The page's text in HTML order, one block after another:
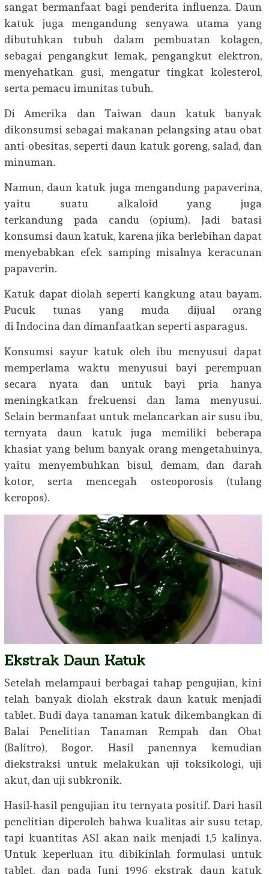
sangat bermanfaat bagi penderita influenza. Daun
katuk juga mengandung senyawa utama yang
dibutuhkan tubuh dalam pembuatan kolagen,
sebagai pengangkut lemak, pengangkut elektron,
menyehatkan gusi, mengatur tingkat kolesterol,
serta pemacu imunitas tubuh.
Di Amerika dan Taiwan daun katuk banyak
dikonsumsi sebagai makanan pelangsing atau obat
anti-obesitas, seperti daun katuk goreng, salad, dan
minuman.
Namun, daun katuk juga mengandung papaverina,
yaitu suatu alkaloid yang juga
terkandung pada candu (opium). Jadi batasi
konsumsi daun katuk, karena jika berlebihan dapat
menyebabkan efek samping misalnya keracunan
papaverin.
Katuk dapat diolah seperti kangkung atau bayam.
Pucuk tunas yang muda dijual orang
di Indocina dan dimanfaatkan seperti asparagus.
Konsumsi sayur katuk oleh ibu menyusui dapat
memperlama waktu menyusui bayi perempuan
secara nyata dan untuk bayi pria hanya
meningkatkan frekuensi dan lama menyusui.
Selain bermanfaat untuk melancarkan air susu ibu,
ternyata daun katuk juga memiliki beberapa
khasiat yang belum banyak orang mengetahuinya,
yaitu menyembuhkan bisul, demam, dan darah
kotor, serta mencegah osteoporosis (tulang
keropos).
Ekstrak Daun Katuk
Setelah melampaui berbagai tahap pengujian, kini
telah banyak diolah ekstrak daun katuk menjadi
tablet. Budi daya tanaman katuk dikembangkan di
Balai Penelitian Tanaman Rempah dan Obat
(Balitro), Bogor. Hasil panennya kemudian
diekstraksi untuk melakukan uji toksikologi, uji
akut, dan uji subkronik.
Hasil-hasil pengujian itu ternyata positif. Dari hasil
penelitian diperoleh bahwa kualitas air susu tetap,
tapi kuantitas ASI akan naik menjadi 1,5 kalinya.
Untuk keperluan itu dibikinlah formulasi untuk
tablet, dan pada Juni 1996 ekstrak daun katuk